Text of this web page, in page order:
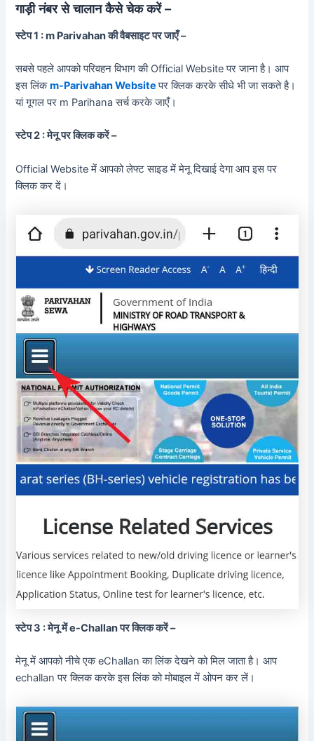
गाड़ी नंबर से चालान कैसे चेक करें –
स्टेप 1 : m Parivahan की वैबसाइट पर जाएँ –
सबसे पहले आपको परिवहन विभाग की Official Website पर जाना है। आप
इस लिंकm-Parivahan Website पर क्लिक करके सीधे भी जा सकते है।
यां गूगल पर m Parihana सर्च करके जाएँ।
स्टेप 2 : मेनू पर क्लिक करें –
Official Website में आपको लेफ्ट साइड में मेनू दिखाई देगा आप इस पर
क्लिक कर दें।
स्टेप 3 : मेनू में e-Challan पर क्लिक करें –
मेनू में आपको नीचे एक eChallan का लिंक देखने को मिल जाता है। आप
echallan पर क्लिक करके इस लिंक को मोबाइल में ओपन कर लें।